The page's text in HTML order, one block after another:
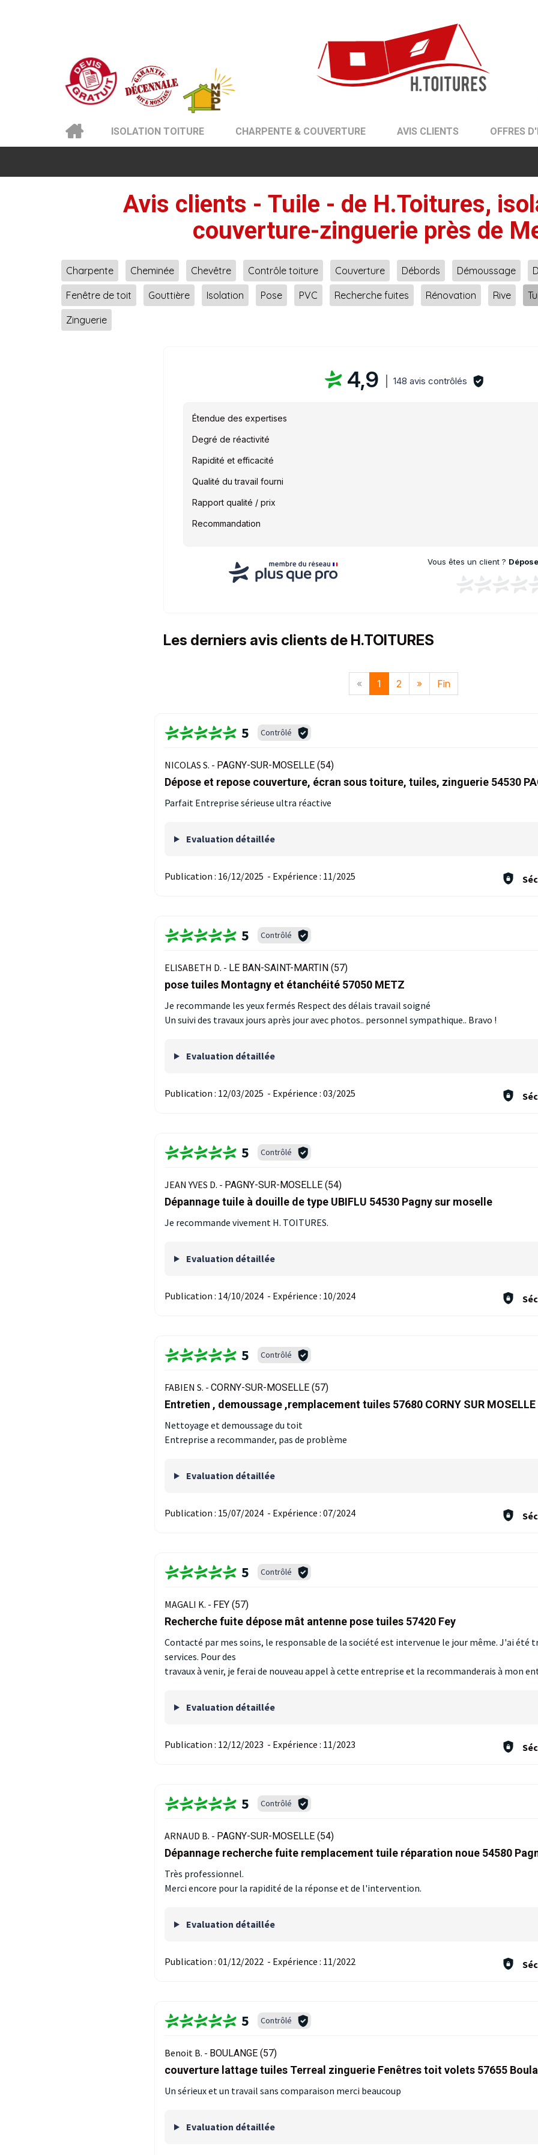
ISOLATION TOITURE CHARPENTE & COUVERTURE AVIS CLIENTS OFFRES
Avis clients - Tuile - de H.Toitures,
couverture-zinguerie près de
Charpente Cheminée Chevêtre Contrôle toiture Couverture Débords Démoussage
Fenêtre de toit Gouttière Isolation Pose PVC Recherche fuites Rénovation Rive
Zinguerie
4,9 148 avis contrôlés
Étendue des expertises
Degré de réactivité
Rapidité et efficacité
Qualité du travail fourni
Rapport qualité / prix
Recommandation
Vous êtes un client ?
Les derniers avis clients de H.TOITURES
« 1 2 » Fin
5 Contrôlé
NICOLAS S. - PAGNY-SUR-MOSELLE (54)
Dépose et repose couverture, écran sous toiture, tuiles, zinguerie 54530
Parfait Entreprise sérieuse ultra réactive
Evaluation détaillée
Publication : 16/12/2025 - Expérience : 11/2025
5 Contrôlé
ELISABETH D. - LE BAN-SAINT-MARTIN (57)
pose tuiles Montagny et étanchéité 57050 METZ
Je recommande les yeux fermés Respect des délais travail soigné
Un suivi des travaux jours après jour avec photos.. personnel sympathique.. Bravo !
Evaluation détaillée
Publication : 12/03/2025 - Expérience : 03/2025
5 Contrôlé
JEAN YVES D. - PAGNY-SUR-MOSELLE (54)
Dépannage tuile à douille de type UBIFLU 54530 Pagny sur moselle
Je recommande vivement H. TOITURES.
Evaluation détaillée
Publication : 14/10/2024 - Expérience : 10/2024
5 Contrôlé
FABIEN S. - CORNY-SUR-MOSELLE (57)
Entretien , demoussage ,remplacement tuiles 57680 CORNY SUR MOSELLE
Nettoyage et demoussage du toit
Entreprise a recommander, pas de problème
Evaluation détaillée
Publication : 15/07/2024 - Expérience : 07/2024
5 Contrôlé
MAGALI K. - FEY (57)
Recherche fuite dépose mât antenne pose tuiles 57420 Fey
Contacté par mes soins, le responsable de la société est intervenue le jour même. J'ai été
services. Pour des
travaux à venir, je ferai de nouveau appel à cette entreprise et la recommanderais à mon
Evaluation détaillée
Publication : 12/12/2023 - Expérience : 11/2023
5 Contrôlé
ARNAUD B. - PAGNY-SUR-MOSELLE (54)
Dépannage recherche fuite remplacement tuile réparation noue 54580
Très professionnel.
Merci encore pour la rapidité de la réponse et de l'intervention.
Evaluation détaillée
Publication : 01/12/2022 - Expérience : 11/2022
5 Contrôlé
Benoit B. - BOULANGE (57)
couverture lattage tuiles Terreal zinguerie Fenêtres toit volets 57655
Un sérieux et un travail sans comparaison merci beaucoup
Evaluation détaillée